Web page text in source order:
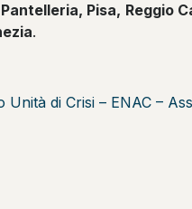
Pisa, Reggio
.
di Crisi – ENAC –